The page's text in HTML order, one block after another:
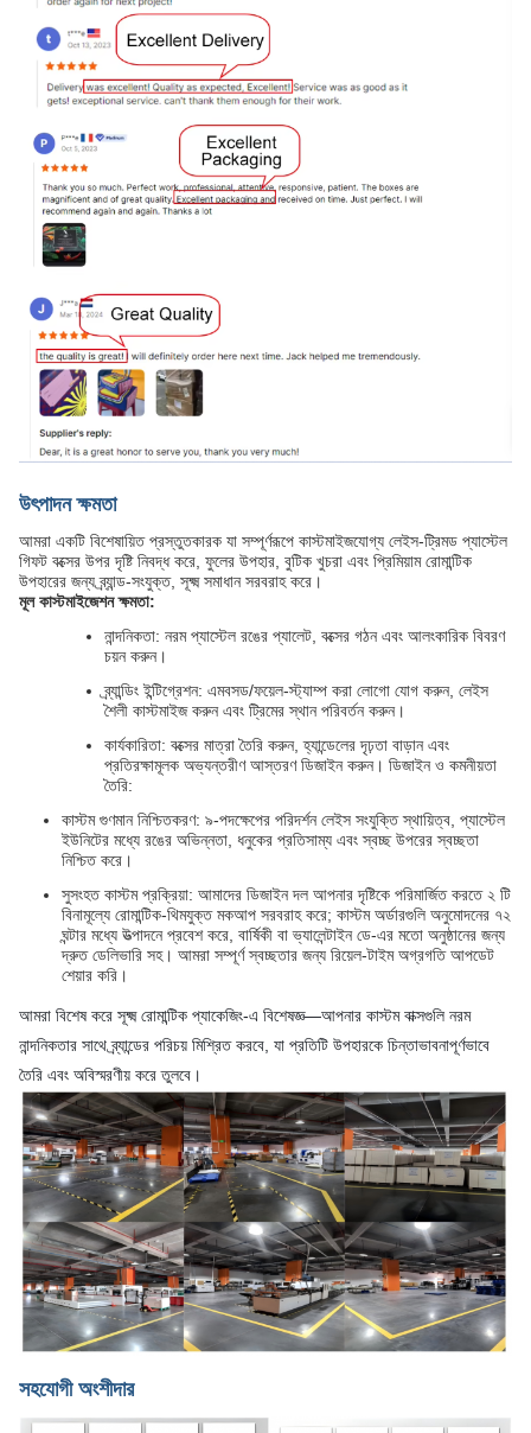
উৎপাদন ক্ষমতা
আমরা একটি বিশেষায়িত প্রস্তুতকারক যা সম্পূর্ণরূপে কাস্টমাইজযোগ্য লেইস-ট্রিমড প্যাস্টেল
গিফট বক্সের উপর দৃষ্টি নিবদ্ধ করে, ফুলের উপহার, বুটিক খুচরা এবং প্রিমিয়াম রোমান্টিক
উপহারের জন্য ব্র্যান্ড-সংযুক্ত, সূক্ষ্ম সমাধান সরবরাহ করে।
মূল কাস্টমাইজেশন ক্ষমতা:
নান্দনিকতা: নরম প্যাস্টেল রঙের প্যালেট, বক্সের গঠন এবং আলংকারিক বিবরণ
চয়ন করুন।
ব্র্যান্ডিং ইন্টিগ্রেশন: এমবসড/ফয়েল-স্ট্যাম্প করা লোগো যোগ করুন, লেইস
শৈলী কাস্টমাইজ করুন এবং ট্রিমের স্থান পরিবর্তন করুন।
কার্যকারিতা: বক্সের মাত্রা তৈরি করুন, হ্যান্ডেলের দৃঢ়তা বাড়ান এবং
প্রতিরক্ষামূলক অভ্যন্তরীণ আস্তরণ ডিজাইন করুন। ডিজাইন ও কমনীয়তা
তৈরি:
কাস্টম গুণমান নিশ্চিতকরণ: ৯-পদক্ষেপের পরিদর্শন লেইস সংযুক্তি স্থায়িত্ব, প্যাস্টেল
ইউনিটের মধ্যে রঙের অভিন্নতা, ধনুকের প্রতিসাম্য এবং স্বচ্ছ উপরের স্বচ্ছতা
নিশ্চিত করে।
সুসংহত কাস্টম প্রক্রিয়া: আমাদের ডিজাইন দল আপনার দৃষ্টিকে পরিমার্জিত করতে ২ টি
বিনামূল্যে রোমান্টিক-থিমযুক্ত মকআপ সরবরাহ করে; কাস্টম অর্ডারগুলি অনুমোদনের ৭২
ঘন্টার মধ্যে উত্পাদনে প্রবেশ করে, বার্ষিকী বা ভ্যালেন্টাইন ডে-এর মতো অনুষ্ঠানের জন্য
দ্রুত ডেলিভারি সহ। আমরা সম্পূর্ণ স্বচ্ছতার জন্য রিয়েল-টাইম অগ্রগতি আপডেট
শেয়ার করি।
আমরা বিশেষ করে সূক্ষ্ম রোমান্টিক প্যাকেজিং-এ বিশেষজ্ঞ—আপনার কাস্টম বাক্সগুলি নরম
নান্দনিকতার সাথে ব্র্যান্ডের পরিচয় মিশ্রিত করবে, যা প্রতিটি উপহারকে চিন্তাভাবনাপূর্ণভাবে
তৈরি এবং অবিস্মরণীয় করে তুলবে।
সহযোগী অংশীদার